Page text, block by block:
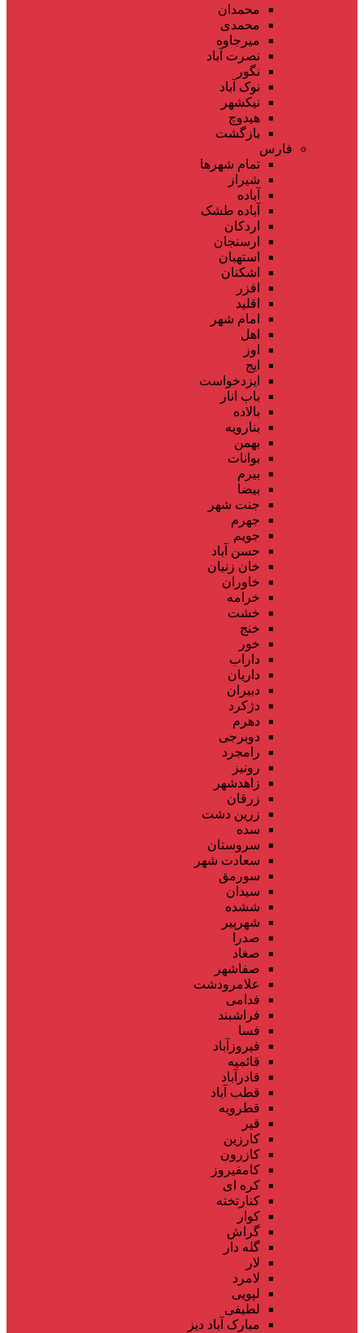
محمدان
محمدی
میرجاوه
نصرت آباد
نگور
نوک آباد
نیکشهر
هیدوچ
بازگشت
فارس
تمام شهر‌ها
شیراز
آباده
آباده طشک
اردکان
ارسنجان
استهبان
اشکنان
افزر
اقلید
امام شهر
اهل
اوز
ایج
ایزدخواست
باب انار
بالاده
بنارویه
بهمن
بوانات
بیرم
بیضا
جنت شهر
جهرم
جویم
حسن آباد
خان زنیان
خاوران
خرامه
خشت
خنج
خور
داراب
داریان
دبیران
دژکرد
دهرم
دوبرجی
رامجرد
رونیز
زاهدشهر
زرقان
زرین دشت
سده
سروستان
سعادت شهر
سورمق
سیدان
ششده
شهرپیر
صدرا
صغاد
صفاشهر
علامرودشت
فدامی
فراشبند
فسا
فیروزآباد
قائمیه
قادرآباد
قطب آباد
قطرویه
قیر
کارزین
کازرون
کامفیروز
کره ای
کنارتخته
کوار
گراش
گله دار
لار
لامرد
لپویی
لطیفی
مبارک آباد دیز